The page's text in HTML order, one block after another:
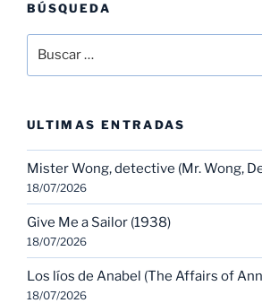
BÚSQUEDA
por:
ULTIMAS ENTRADAS
Mister Wong, detective (Mr. Wong,
18/07/2026
Give Me a Sailor (1938)
18/07/2026
Los líos de Anabel (The Affairs of
18/07/2026